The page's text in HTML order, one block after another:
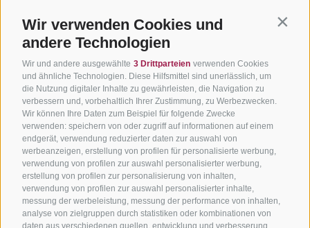
Wir verwenden Cookies und
andere Technologien
Wir und andere ausgewählte 3 Drittparteien verwenden Cookies
und ähnliche Technologien. Diese Hilfsmittel sind unerlässlich, um
die Nutzung digitaler Inhalte zu gewährleisten, die Navigation zu
verbessern und, vorbehaltlich Ihrer Zustimmung, zu Werbezwecken.
Wir können Ihre Daten zum Beispiel für folgende Zwecke
verwenden: speichern von oder zugriff auf informationen auf einem
endgerät, verwendung reduzierter daten zur auswahl von
werbeanzeigen, erstellung von profilen für personalisierte werbung,
verwendung von profilen zur auswahl personalisierter werbung,
erstellung von profilen zur personalisierung von inhalten,
verwendung von profilen zur auswahl personalisierter inhalte,
messung der werbeleistung, messung der performance von inhalten,
analyse von zielgruppen durch statistiken oder kombinationen von
daten aus verschiedenen quellen, entwicklung und verbesserung